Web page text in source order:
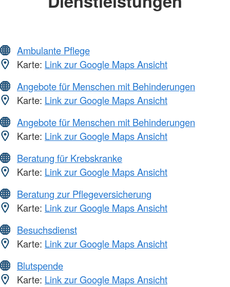
Ambulante Pflege
Karte: Link zur Google Maps Ansicht
Angebote für Menschen mit Behinderungen
Karte: Link zur Google Maps Ansicht
Angebote für Menschen mit Behinderungen
Karte: Link zur Google Maps Ansicht
Beratung für Krebskranke
Karte: Link zur Google Maps Ansicht
Beratung zur Pflegeversicherung
Karte: Link zur Google Maps Ansicht
Besuchsdienst
Karte: Link zur Google Maps Ansicht
Blutspende
Karte: Link zur Google Maps Ansicht